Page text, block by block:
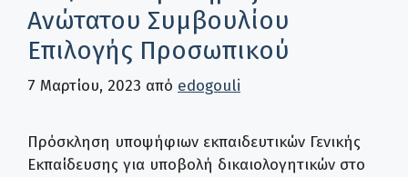
Ανώτατου Συμβουλίου
Επιλογής Προσωπικού
7 Μαρτίου, 2023 από edogouli
Πρόσκληση υποψήφιων εκπαιδευτικών Γενικής
Εκπαίδευσης για υποβολή δικαιολογητικών στο